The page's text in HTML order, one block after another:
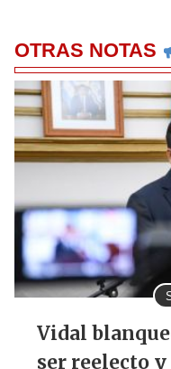
OTRAS NOTAS
Vidal
ser reelecto